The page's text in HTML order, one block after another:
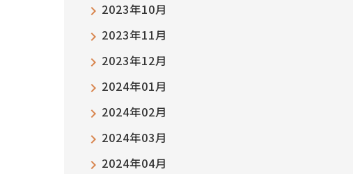
2023年10月
2023年11月
2023年12月
2024年01月
2024年02月
2024年03月
2024年04月